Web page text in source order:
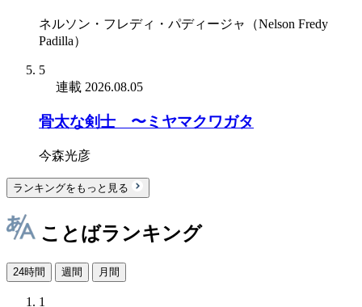
ネルソン・フレディ・パディージャ（Nelson Fredy
Padilla）
5
連載 2026.08.05
骨太な剣士 〜ミヤマクワガタ
今森光彦
ランキングをもっと見る
ことばランキング
24時間 週間 月間
1